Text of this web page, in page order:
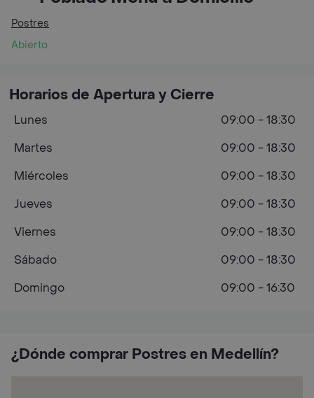
Postres
Abierto
¿Dónde comprar Postres en Medellín?
Horarios de Apertura y Cierre
Lunes
09:00 - 18:30
Martes
09:00 - 18:30
Miércoles
09:00 - 18:30
Jueves
09:00 - 18:30
Viernes
09:00 - 18:30
Sábado
09:00 - 18:30
Domingo
09:00 - 16:30